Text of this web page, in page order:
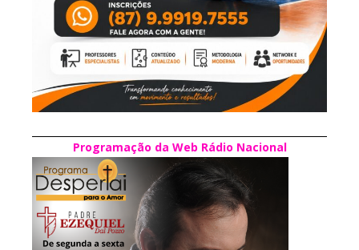
Programação da Web Rádio Nacional